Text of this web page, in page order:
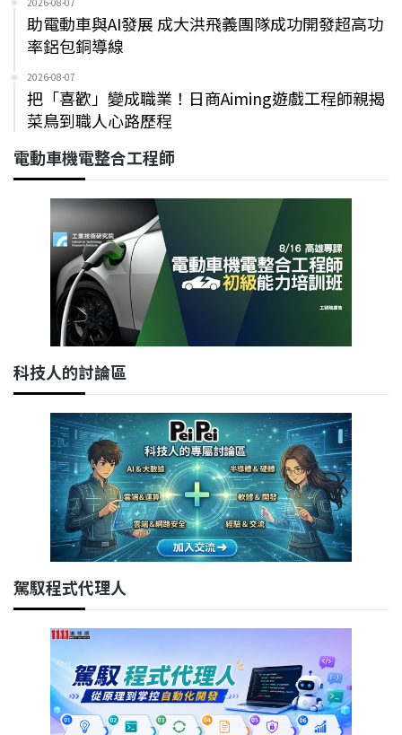
助電動車與AI發展 成大洪飛義團隊成功開發超高功
率鋁包銅導線
2026-08-07
把「喜歡」變成職業！日商Aiming遊戲工程師親揭
菜鳥到職人心路歷程
電動車機電整合工程師
科技人的討論區
駕馭程式代理人